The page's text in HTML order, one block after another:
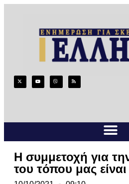
Η συμμετοχή για
του τόπου μας